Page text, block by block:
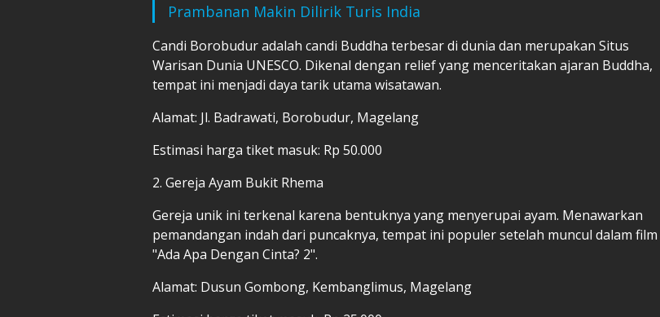
Prambanan Makin Dilirik Turis India
Candi Borobudur adalah candi Buddha terbesar di dunia dan merupakan Situs
Warisan Dunia UNESCO. Dikenal dengan relief yang menceritakan ajaran Buddha,
tempat ini menjadi daya tarik utama wisatawan.
Alamat: Jl. Badrawati, Borobudur, Magelang
Estimasi harga tiket masuk: Rp 50.000
2. Gereja Ayam Bukit Rhema
Gereja unik ini terkenal karena bentuknya yang menyerupai ayam. Menawarkan
pemandangan indah dari puncaknya, tempat ini populer setelah muncul dalam film
"Ada Apa Dengan Cinta? 2".
Alamat: Dusun Gombong, Kembanglimus, Magelang